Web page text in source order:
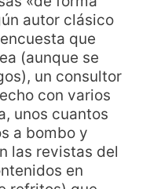
autor clásico
que
(aunque se
un consultor
con varios
unos cuantos
a bombo y
las revistas del
en